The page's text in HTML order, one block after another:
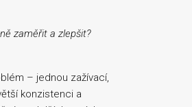
zaměřit a zlepšit?
– jednou zažívací,
konzistenci a